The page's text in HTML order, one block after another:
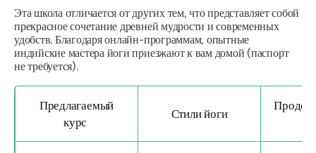
Эта школа отличается от других тем, что представляет собой
прекрасное сочетание древней мудрости и современных
удобств. Благодаря онлайн-программам, опытные
индийские мастера йоги приезжают к вам домой (паспорт
не требуется).
Предлагаемый
курс
Стили йоги